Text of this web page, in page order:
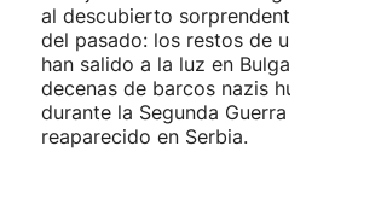
al descubierto sorprendentes
del pasado: los restos de un mamut
han salido a la luz en Bulgaria y
decenas de barcos nazis hundidos
durante la Segunda Guerra Mundial
reaparecido en Serbia.